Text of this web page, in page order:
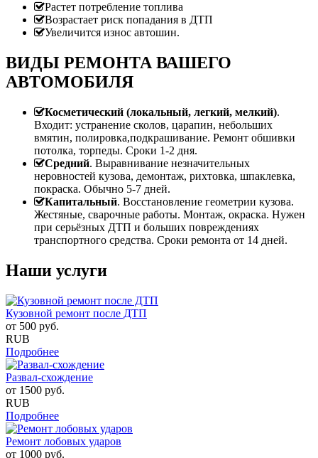
Растет потребление топлива
Возрастает риск попадания в ДТП
Увеличится износ автошин.
ВИДЫ РЕМОНТА ВАШЕГО
АВТОМОБИЛЯ
Косметический (локальный, легкий, мелкий).
Входит: устранение сколов, царапин, небольших
вмятин, полировка,подкрашивание. Ремонт обшивки
потолка, торпеды. Сроки 1-2 дня.
Средний. Выравнивание незначительных
неровностей кузова, демонтаж, рихтовка, шпаклевка,
покраска. Обычно 5-7 дней.
Капитальный. Восстановление геометрии кузова.
Жестяные, сварочные работы. Монтаж, окраска. Нужен
при серьёзных ДТП и больших повреждениях
транспортного средства. Сроки ремонта от 14 дней.
Наши услуги
Кузовной ремонт после ДТП
от 500 руб.
RUB
Подробнее
Развал-схождение
от 1500 руб.
RUB
Подробнее
Ремонт лобовых ударов
от 1000 руб.